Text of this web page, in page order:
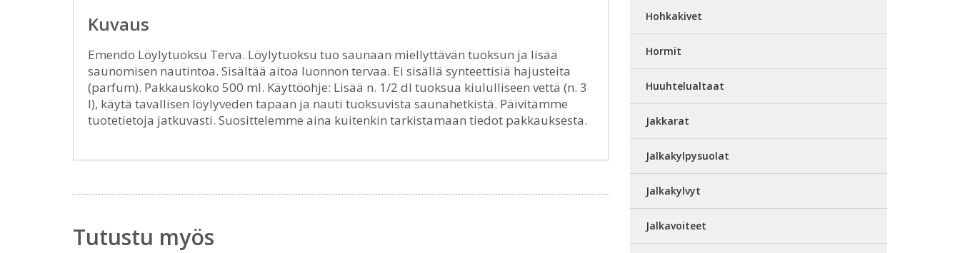
Kuvaus
Emendo Löylytuoksu Terva. Löylytuoksu tuo saunaan miellyttävän tuoksun ja lisää
saunomisen nautintoa. Sisältää aitoa luonnon tervaa. Ei sisällä synteettisiä hajusteita
(parfum). Pakkauskoko 500 ml. Käyttöohje: Lisää n. 1/2 dl tuoksua kiululliseen vettä (n. 3
l), käytä tavallisen löylyveden tapaan ja nauti tuoksuvista saunahetkistä. Päivitämme
tuotetietoja jatkuvasti. Suosittelemme aina kuitenkin tarkistamaan tiedot pakkauksesta.
Tutustu myös
Hohkakivet
Hormit
Huuhtelualtaat
Jakkarat
Jalkakylpysuolat
Jalkakylvyt
Jalkavoiteet